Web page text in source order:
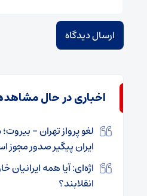
اخباری در حال
لغو پرواز تهران –
ایران پیگیر صدور مجوز
اژه‌ای: آیا همه ایرانیان
انقلابند؟